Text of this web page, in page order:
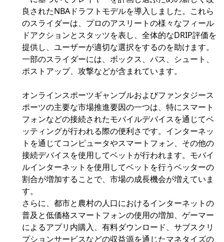
良されたNBAドラフトモデルを導入しました。これら
のスライダーは、プロのアスリートの様々なフィール
ドアクションとスタッツを表し、全体的なDRIP評価を
提供し、ユーザーが適切な選択をするのを助けます。
一部のスライダーには、ボックス、パス、シュート、
ポストアップ、攻撃などが含まれています。
オンラインスポーツギャンブルおよびファンタジース
ポーツの主要な市場推進要因の一つは、特にスマート
フォンなどの接続されたモバイルデバイスを通じてベ
ッティングが行われる際の便利さです。インターネッ
トを通じてコンピュータやスマートフォン、その他の
接続デバイスを使用してベットが行われます。モバイ
ルインターネットを使用してベットを行うベッターの
割合が増加することで、市場の成長機会が増えていま
す。
さらに、都市と農村の人口におけるインターネットの
普及と低価格スマートフォンの使用の増加、ゲーマー
によるアプリ内購入、有料ダウンロード、サブスクリ
プションサービスなどの収益源を通じたマネタイズの